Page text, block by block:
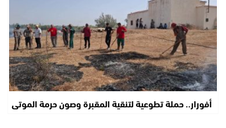
أفورار.. حملة تطوعية لتنقية المقبرة وصون حرمة الموتى